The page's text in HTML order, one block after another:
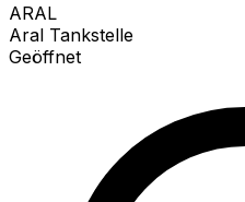
ARAL
Aral Tankstelle
Geöffnet